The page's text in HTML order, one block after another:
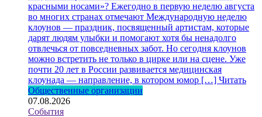
красными носами»? Ежегодно в первую неделю августа
во многих странах отмечают Международную неделю
клоунов — праздник, посвященный артистам, которые
дарят людям улыбки и помогают хотя бы ненадолго
отвлечься от повседневных забот. Но сегодня клоунов
можно встретить не только в цирке или на сцене. Уже
почти 20 лет в России развивается медицинская
клоунада — направление, в котором юмор […] Читать
Общественные организации
07.08.2026
События